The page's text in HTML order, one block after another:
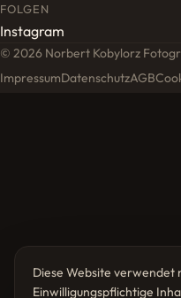
FOLGEN
Instagram
© 2026 Norbert Kobylorz
ImpressumDatenschutzAGB
Diese Website verwendet
Einwilligungspflichtige